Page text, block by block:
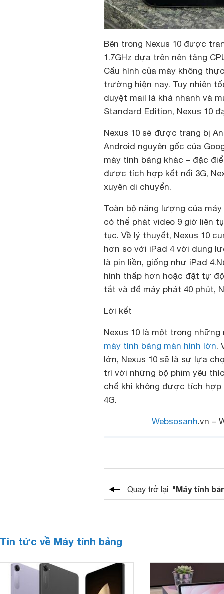
Bên trong Nexus 10 được
1.7GHz dựa trên nên tảng
Cấu hình của máy không
trường hiện nay. Tuy nhiên
duyệt mail là khá nhanh và
Standard Edition, Nexus 10
Nexus 10 sẽ được trang bị
Android nguyên gốc của
máy tính bảng khác – đặc
được tích hợp kết nối 3G,
xuyên di chuyển.
Toàn bộ năng lượng của
có thể phát video 9 giờ liên
tục. Về lý thuyết, Nexus 10
hơn so với iPad 4 với dung
là pin liền, giống như iPad
hình thấp hơn hoặc đặt tự
tắt và để máy phát 40 phút,
Lời kết
Nexus 10 là một trong
máy tính bảng màn hình lớn.
lớn, Nexus 10 sẽ là sự lựa
trí với những bộ phim yêu
chế khi không được tích hợp
4G.
Websosanh.vn –
Quay trở lại "Máy tính
Tin tức về Máy tính bảng